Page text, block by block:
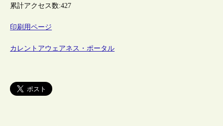
累計アクセス数:427
印刷用ページ
カレントアウェアネス・ポータル